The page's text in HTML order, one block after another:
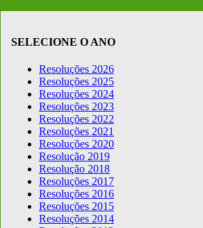
SELECIONE O ANO
Resoluções 2026
Resoluções 2025
Resoluções 2024
Resoluções 2023
Resoluções 2022
Resoluções 2021
Resoluções 2020
Resolução 2019
Resolução 2018
Resoluções 2017
Resoluções 2016
Resoluções 2015
Resoluções 2014